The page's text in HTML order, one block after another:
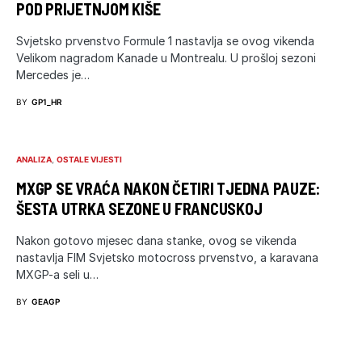
POD PRIJETNJOM KIŠE
Svjetsko prvenstvo Formule 1 nastavlja se ovog vikenda
Velikom nagradom Kanade u Montrealu. U prošloj sezoni
Mercedes je…
BY GP1_HR
ANALIZA OSTALE VIJESTI
MXGP SE VRAĆA NAKON ČETIRI TJEDNA PAUZE:
ŠESTA UTRKA SEZONE U FRANCUSKOJ
Nakon gotovo mjesec dana stanke, ovog se vikenda
nastavlja FIM Svjetsko motocross prvenstvo, a karavana
MXGP-a seli u…
BY GEAGP